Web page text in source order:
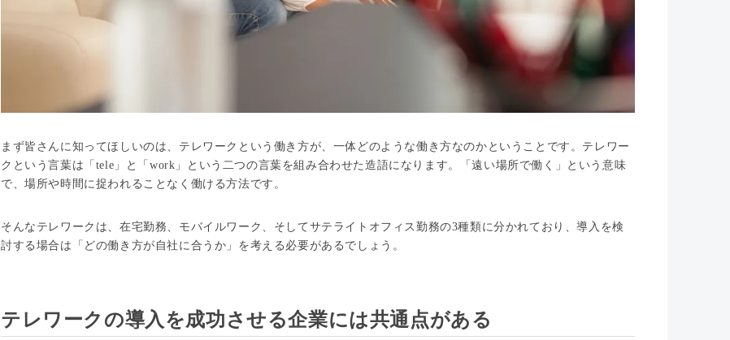
まず皆さんに知ってほしいのは、テレワークという働き方が、一体どのような働き方なのかということです。テレワー
クという言葉は「tele」と「work」という二つの言葉を組み合わせた造語になります。「遠い場所で働く」という意味
で、場所や時間に捉われることなく働ける方法です。
そんなテレワークは、在宅勤務、モバイルワーク、そしてサテライトオフィス勤務の3種類に分かれており、導入を検
討する場合は「どの働き方が自社に合うか」を考える必要があるでしょう。
テレワークの導入を成功させる企業には共通点がある